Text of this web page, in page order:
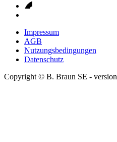
Impressum
AGB
Nutzungsbedingungen
Datenschutz
Copyright © B. Braun SE - version